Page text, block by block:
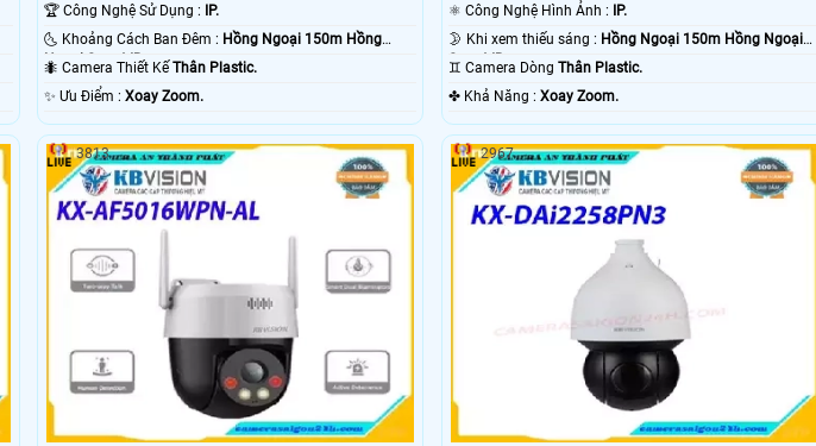
🏆 Công Nghệ Sử Dụng : IP.
🌜 Khoảng Cách Ban Đêm : Hồng Ngoại 150m Hồng
Ngoại Smart IR.
🐜 Camera Thiết KếThân Plastic.
️✨ Ưu Điểm :Xoay Zoom.
⚛️ Công Nghệ Hình Ảnh : IP.
🌛 Khi xem thiếu sáng : Hồng Ngoại 150m Hồng Ngoại
Smart IR.
♊ Camera Dòng Thân Plastic.
️✤ Khả Năng : Xoay Zoom.
3813 2967